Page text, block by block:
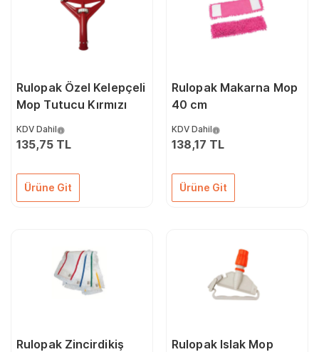
Rulopak Özel Kelepçeli
Mop Tutucu Kırmızı
KDV Dahil
135,75 TL
Ürüne Git
Rulopak Makarna Mop
40 cm
KDV Dahil
138,17 TL
Ürüne Git
Rulopak Zincirdikiş
Rulopak Islak Mop